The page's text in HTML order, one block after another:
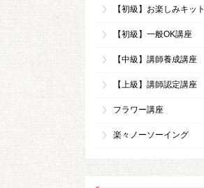
【初級】お楽しみキット
【初級】一般OK講座
【中級】講師養成講座
【上級】講師認定講座
フラワー講座
楽々ノーソーイング